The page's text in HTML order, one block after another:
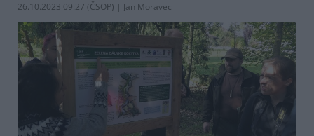
26.10.2023 09:27 (ČSOP) | Jan Moravec